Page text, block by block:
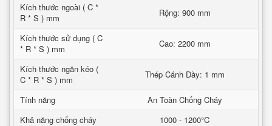
Kích thước ngoài ( C *
R * S ) mm
Rộng: 900 mm
Kích thước sử dụng ( C
* R * S ) mm
Cao: 2200 mm
Kích thước ngăn kéo (
C * R * S ) mm
Thép Cánh Dày: 1 mm
Tính năng
An Toàn Chống Cháy
Khả năng chống cháy
1000 - 1200°C